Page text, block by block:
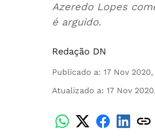
Azeredo Lopes
é arguido.
Redação DN
Publicado a: 17 Nov
Atualizado a: 17 Nov